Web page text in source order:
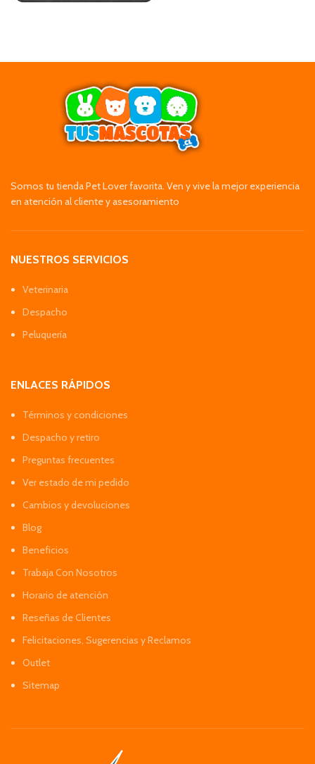
Somos tu tienda Pet Lover favorita. Ven y vive la mejor experiencia
en atención al cliente y asesoramiento
NUESTROS SERVICIOS
Veterinaria
Despacho
Peluquería
ENLACES RÁPIDOS
Términos y condiciones
Despacho y retiro
Preguntas frecuentes
Ver estado de mi pedido
Cambios y devoluciones
Blog
Beneficios
Trabaja Con Nosotros
Horario de atención
Reseñas de Clientes
Felicitaciones, Sugerencias y Reclamos
Outlet
Sitemap